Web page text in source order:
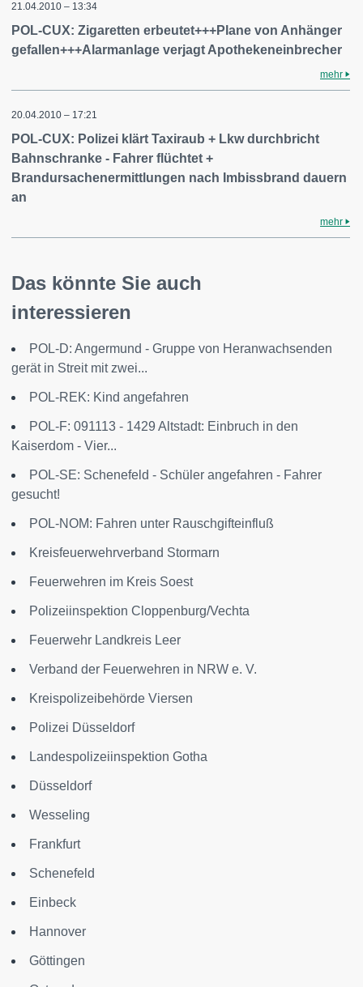
21.04.2010 – 13:34
POL-CUX: Zigaretten erbeutet+++Plane von Anhänger
gefallen+++Alarmanlage verjagt Apothekeneinbrecher
mehr
20.04.2010 – 17:21
POL-CUX: Polizei klärt Taxiraub + Lkw durchbricht
Bahnschranke - Fahrer flüchtet +
Brandursachenermittlungen nach Imbissbrand dauern
an
mehr
Das könnte Sie auch
interessieren
POL-D: Angermund - Gruppe von Heranwachsenden
gerät in Streit mit zwei...
POL-REK: Kind angefahren
POL-F: 091113 - 1429 Altstadt: Einbruch in den
Kaiserdom - Vier...
POL-SE: Schenefeld - Schüler angefahren - Fahrer
gesucht!
POL-NOM: Fahren unter Rauschgifteinfluß
Kreisfeuerwehrverband Stormarn
Feuerwehren im Kreis Soest
Polizeiinspektion Cloppenburg/Vechta
Feuerwehr Landkreis Leer
Verband der Feuerwehren in NRW e. V.
Kreispolizeibehörde Viersen
Polizei Düsseldorf
Landespolizeiinspektion Gotha
Düsseldorf
Wesseling
Frankfurt
Schenefeld
Einbeck
Hannover
Göttingen